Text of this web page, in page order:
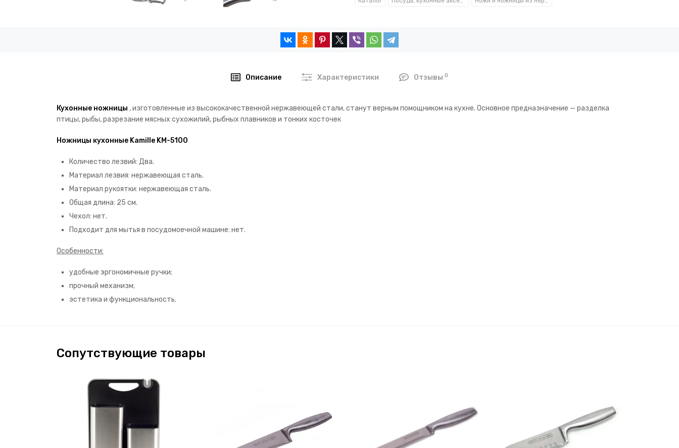
Описание Характеристики Отзывы 0
Кухонные ножницы , изготовленные из высококачественной нержавеющей стали, станут верным помощником на кухне. Основное предназначение — разделка
птицы, рыбы, разрезание мясных сухожилий, рыбных плавников и тонких косточек
Ножницы кухонные Kamille KM-5100
Количество лезвий: Два.
Материал лезвия: нержавеющая сталь.
Материал рукоятки: нержавеющая сталь.
Общая длина: 25 см.
Чехол: нет.
Подходит для мытья в посудомоечной машине: нет.
Особенности:
удобные эргономичные ручки;
прочный механизм;
эстетика и функциональность.
Сопутствующие товары